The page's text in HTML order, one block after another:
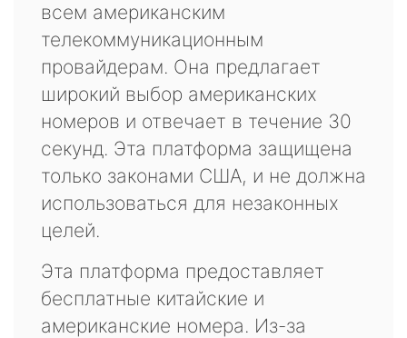
всем американским
телекоммуникационным
провайдерам. Она предлагает
широкий выбор американских
номеров и отвечает в течение 30
секунд. Эта платформа защищена
только законами США, и не должна
использоваться для незаконных
целей.
Эта платформа предоставляет
бесплатные китайские и
американские номера. Из-за